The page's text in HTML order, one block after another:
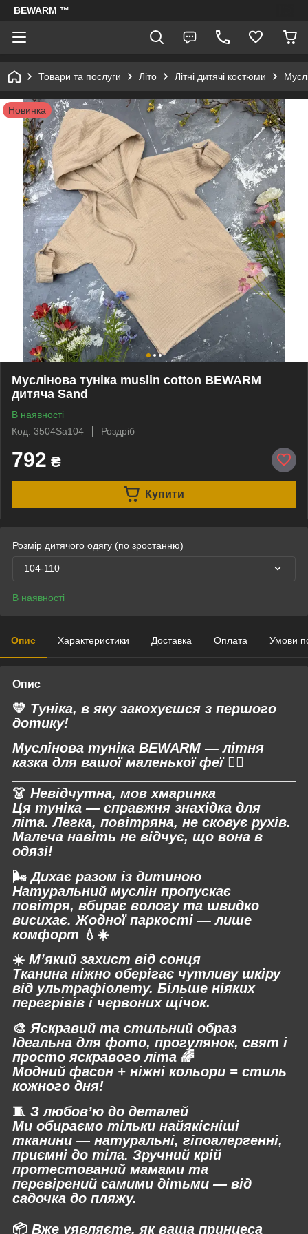
BEWARM ™
Товари та послуги Літо Літні дитячі костюми
Новинка
Муслінова туніка muslin cotton BEWARM
дитяча Sand
В наявності
Код: 3504Sa104
Роздріб
792 ₴
Купити
Розмір дитячого одягу (по зростанню)
104-110
В наявності
Опис Характеристики Доставка Оплата Умови
Опис
💛 Туніка, в яку закохуєшся з першого
дотику!
Муслінова туніка BEWARM — літня
казка для вашої маленької феї 🧚‍♀️
👗 Невідчутна, мов хмаринка
Ця туніка — справжня знахідка для
літа. Легка, повітряна, не сковує рухів.
Малеча навіть не відчує, що вона в
одязі!
🌬Дихає разом із дитиною
Натуральний муслін пропускає
повітря, вбирає вологу та швидко
висихає. Жодної паркості — лише
комфорт 💧☀️
☀️ М’який захист від сонця
Тканина ніжно оберігає чутливу шкіру
від ультрафіолету. Більше ніяких
перегрівів і червоних щічок.
🎨 Яскравий та стильний образ
Ідеальна для фото, прогулянок, свят і
просто яскравого літа 🌈
Модний фасон + ніжні кольори = стиль
кожного дня!
🧵 З любов’ю до деталей
Ми обираємо тільки найякісніші
тканини — натуральні, гіпоалергенні,
приємні до тіла. Зручний крій
протестований мамами та
перевірений самими дітьми — від
садочка до пляжу.
📦 Вже уявляєте, як ваша принцеса